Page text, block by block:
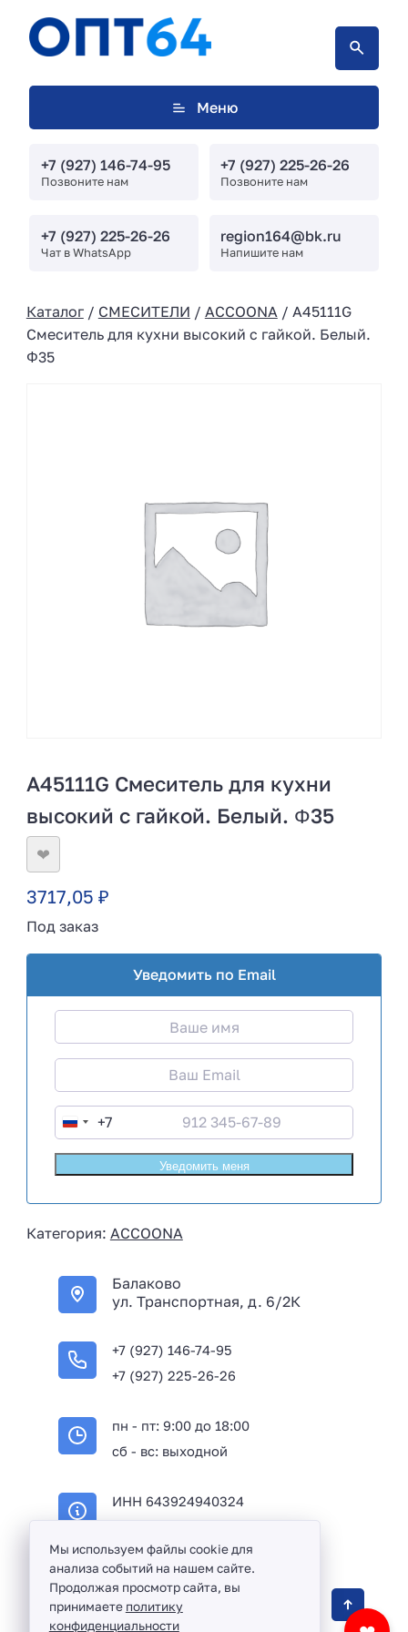
Меню
+7 (927) 146-74-95
Позвоните нам
+7 (927) 225-26-26
Позвоните нам
+7 (927) 225-26-26
Чат в WhatsApp
region164@bk.ru
Напишите нам
Каталог/ СМЕСИТЕЛИ / ACCOONA / A45111G
Смеситель для кухни высокий с гайкой. Белый.
Φ35
A45111G Смеситель для кухни
высокий с гайкой. Белый. Φ35
❤
3717,05 ₽
Под заказ
Уведомить по Email
R
u
s
a
7
+7
Категория: ACCOONA
Балаково
ул. Транспортная, д. 6/2К
+7 (927) 146-74-95
+7 (927) 225-26-26
пн - пт: 9:00 до 18:00
сб - вс: выходной
ИНН 643924940324
Оптовая продажа сантехники и комплектующих
в Балаково и Саратовской области ©
Мы используем файлы cookie для
анализа событий на нашем сайте.
Продолжая просмотр сайта, вы
принимаете политику
конфиденциальности